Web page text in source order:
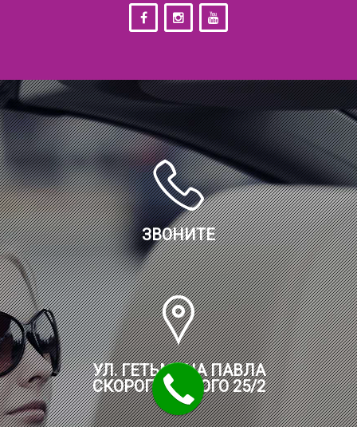
ЗВОНИТЕ
УЛ. ГЕТЬМАНА ПАВЛА
СКОРОПАДСКОГО 25/2